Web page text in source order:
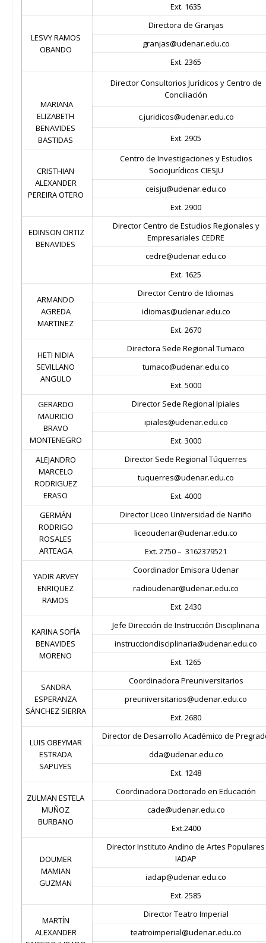
Ext. 1635
LESVY RAMOS
OBANDO
Directora de Granjas
granjas@udenar.edu.co
Ext. 2365
MARIANA
ELIZABETH
BENAVIDES
BASTIDAS
Director Consultorios Jurídicos y Centro de
Conciliación
c.juridicos@udenar.edu.co
Ext. 2905
CRISTHIAN
ALEXANDER
PEREIRA OTERO
Centro de Investigaciones y Estudios
Sociojurídicos CIESJU
ceisju@udenar.edu.co
Ext. 2900
EDINSON ORTIZ
BENAVIDES
Director Centro de Estudios Regionales y
Empresariales CEDRE
cedre@udenar.edu.co
Ext. 1625
ARMANDO
AGREDA
MARTINEZ
Director Centro de Idiomas
idiomas@udenar.edu.co
Ext. 2670
HETI NIDIA
SEVILLANO
ANGULO
Directora Sede Regional Tumaco
tumaco@udenar.edu.co
Ext. 5000
GERARDO
MAURICIO
BRAVO
MONTENEGRO
Director Sede Regional Ipiales
ipiales@udenar.edu.co
Ext. 3000
ALEJANDRO
MARCELO
RODRIGUEZ
ERASO
Director Sede Regional Túquerres
tuquerres@udenar.edu.co
Ext. 4000
GERMÁN
RODRIGO
ROSALES
ARTEAGA
Director Liceo Universidad de Nariño
liceoudenar@udenar.edu.co
Ext. 2750 – 3162379521
YADIR ARVEY
ENRIQUEZ
RAMOS
Coordinador Emisora Udenar
radioudenar@udenar.edu.co
Ext. 2430
KARINA SOFÍA
BENAVIDES
MORENO
Jefe Dirección de Instrucción Disciplinaria
instrucciondisciplinaria@udenar.edu.co
Ext. 1265
SANDRA
ESPERANZA
SÁNCHEZ SIERRA
Coordinadora Preuniversitarios
preuniversitarios@udenar.edu.co
Ext. 2680
LUIS OBEYMAR
ESTRADA
SAPUYES
Director de Desarrollo Académico de
dda@udenar.edu.co
Ext. 1248
ZULMAN ESTELA
MUÑOZ
BURBANO
Coordinadora Doctorado en Educación
cade@udenar.edu.co
Ext.2400
DOUMER
MAMIAN
GUZMAN
Director Instituto Andino de Artes Populares
IADAP
iadap@udenar.edu.co
Ext. 2585
MARTÍN
ALEXANDER
Director Teatro Imperial
teatroimperial@udenar.edu.co